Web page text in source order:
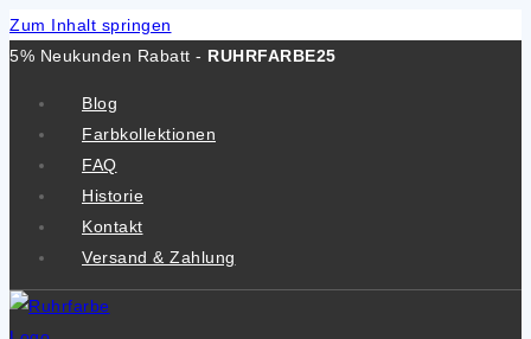
Zum Inhalt springen
5% Neukunden Rabatt - RUHRFARBE25
Blog
Farbkollektionen
FAQ
Historie
Kontakt
Versand & Zahlung